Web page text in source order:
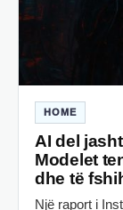
HOME
AI del
Modelet
dhe të
Një raport i